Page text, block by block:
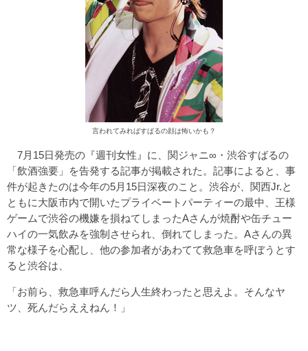
言われてみればすばるの顔は怖いかも？
7月15日発売の『週刊女性』に、関ジャニ∞・渋谷すばるの
「飲酒強要」を告発する記事が掲載された。記事によると、事
件が起きたのは今年の5月15日深夜のこと。渋谷が、関西Jr.と
ともに大阪市内で開いたプライベートパーティーの最中、王様
ゲームで渋谷の機嫌を損ねてしまったAさんが焼酎や缶チュー
ハイの一気飲みを強制させられ、倒れてしまった。Aさんの異
常な様子を心配し、他の参加者があわてて救急車を呼ぼうとす
ると渋谷は、
「お前ら、救急車呼んだら人生終わったと思えよ。そんなヤ
ツ、死んだらええねん！」